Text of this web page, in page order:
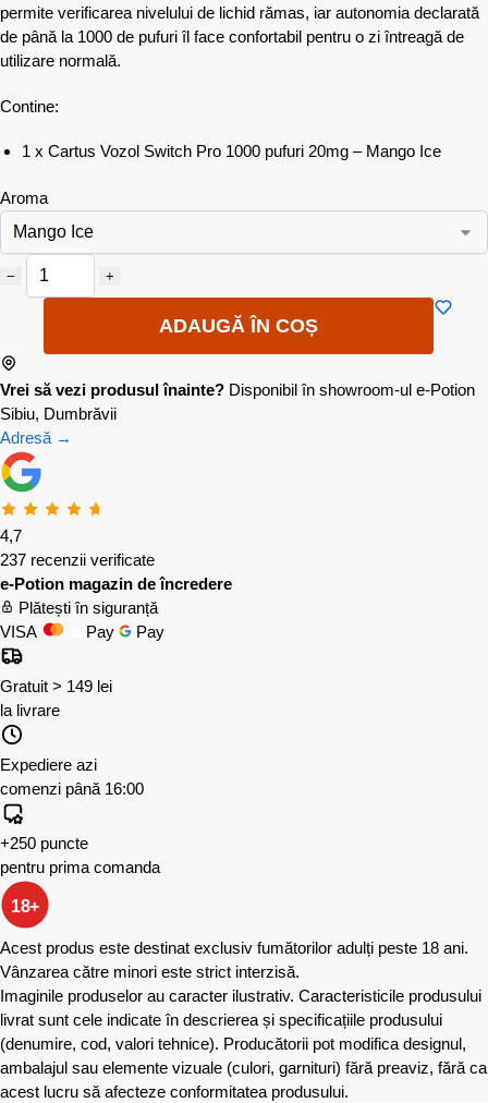
permite verificarea nivelului de lichid rămas, iar autonomia declarată
de până la 1000 de pufuri îl face confortabil pentru o zi întreagă de
utilizare normală.
Contine:
1 x Cartus Vozol Switch Pro 1000 pufuri 20mg – Mango Ice
Aroma
− +
ADAUGĂ ÎN COȘ
Vrei să vezi produsul înainte? Disponibil în showroom-ul e-Potion
Sibiu, Dumbrăvii
Adresă →
4,7
237 recenzii verificate
e-Potion magazin de încredere
Plătești în siguranță
VISA
Pay Pay
Gratuit > 149 lei
la livrare
Expediere azi
comenzi până 16:00
+250 puncte
pentru prima comanda
18+
Acest produs este destinat exclusiv fumătorilor adulți peste 18 ani.
Vânzarea către minori este strict interzisă.
Imaginile produselor au caracter ilustrativ. Caracteristicile produsului
livrat sunt cele indicate în descrierea și specificațiile produsului
(denumire, cod, valori tehnice). Producătorii pot modifica designul,
ambalajul sau elemente vizuale (culori, garnituri) fără preaviz, fără ca
acest lucru să afecteze conformitatea produsului.